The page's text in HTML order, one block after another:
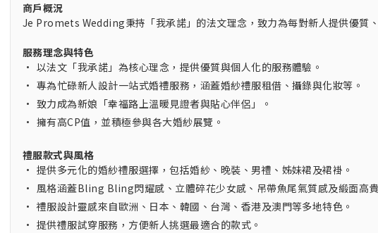
商戶概況
Je Promets Wedding秉持「我承諾」的法文理念，致力為每對新人提供優質
服務理念與特色
• 以法文「我承諾」為核心理念，提供優質與個人化的服務體驗。
• 專為忙碌新人設計一站式婚禮服務，涵蓋婚紗禮服租借、攝錄與化妝等。
• 致力成為新娘「幸福路上溫暖見證者與貼心伴侶」。
• 擁有高CP值，並積極參與各大婚紗展覽。
禮服款式與風格
• 提供多元化的婚紗禮服選擇，包括婚紗、晚裝、男禮、姊妹裙及裙褂。
• 風格涵蓋Bling Bling閃耀感、立體碎花少女感、吊帶魚尾氣質感及緞面高
• 禮服設計靈感來自歐洲、日本、韓國、台灣、香港及澳門等多地特色。
• 提供禮服試穿服務，方便新人挑選最適合的款式。